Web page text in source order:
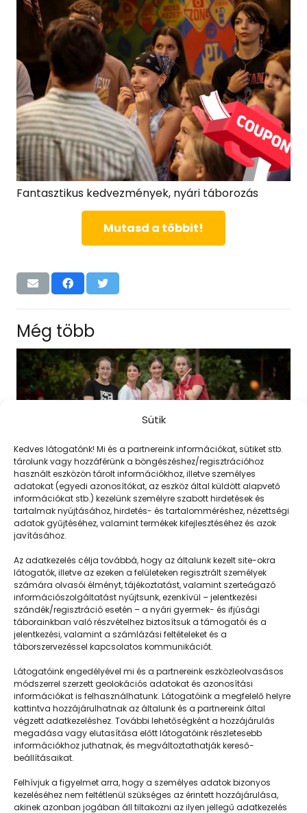
Sütik
Kedves látogatónk! Mi és a partnereink információkat, sütiket stb.
tárolunk vagy hozzáférünk a böngészéshez/regisztrációhoz
használt eszközön tárolt információkhoz, illetve személyes
adatokat (egyedi azonosítókat, az eszköz által küldött alapvető
információkat stb.) kezelünk személyre szabott hirdetések és
tartalmak nyújtásához, hirdetés- és tartalomméréshez, nézettségi
adatok gyűjtéséhez, valamint termékek kifejlesztéséhez és azok
javításához.
Az adatkezelés célja továbbá, hogy az általunk kezelt site-okra
látogatók, illetve az ezeken a felületeken regisztrált személyek
számára olvasói élményt, tájékoztatást, valamint szerteágazó
információszolgáltatást nyújtsunk, ezenkívül – jelentkezési
szándék/regisztráció esetén – a nyári gyermek- és ifjúsági
táborainkban való részvételhez biztosítsuk a támogatói és a
jelentkezési, valamint a számlázási feltételeket és a
táborszervezéssel kapcsolatos kommunikációt.
Látogatóink engedélyével mi és a partnereink eszközleolvasásos
módszerrel szerzett geolokációs adatokat és azonosítási
információkat is felhasználhatunk. Látogatóink a megfelelő helyre
kattintva hozzájárulhatnak az általunk és a partnereink által
végzett adatkezeléshez. További lehetőségként a hozzájárulás
megadása vagy elutasítása előtt látogatóink részletesebb
információkhoz juthatnak, és megváltoztathatják kereső-
beállításaikat.
Felhívjuk a figyelmet arra, hogy a személyes adatok bizonyos
kezeléséhez nem feltétlenül szükséges az érintett hozzájárulása,
akinek azonban jogában áll tiltakozni az ilyen jellegű adatkezelés
Fantasztikus kedvezmények, nyári táborozás
Mutasd a többit!
Még több
Táborból a fővárosba
Napközisgyerektábor.hu